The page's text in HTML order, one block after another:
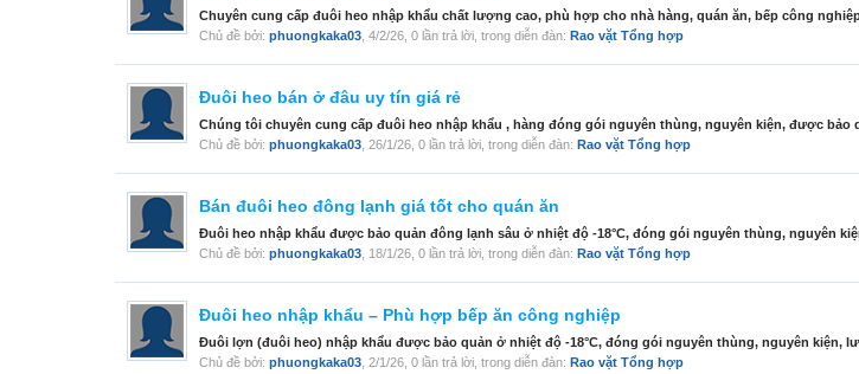
Chuyên cung cấp đuôi heo nhập khẩu chất lượng cao, phù hợp cho nhà hàng, quán ăn, bếp công
Chủ đề bởi: phuongkaka03 4/2/26 , 0 lần trả lời, trong diễn đàn: Rao vặt Tổng hợp
Đuôi heo bán ở đâu uy tín giá rẻ
Chúng tôi chuyên cung cấp đuôi heo nhập khẩu , hàng đóng gói nguyên thùng, nguyên kiện, được bảo
Chủ đề bởi: phuongkaka03 26/1/26 , 0 lần trả lời, trong diễn đàn: Rao vặt Tổng hợp
Bán đuôi heo đông lạnh giá tốt cho quán ăn
Đuôi heo nhập khẩu được bảo quản đông lạnh sâu ở nhiệt độ -18°C, đóng gói nguyên thùng, nguyên
Chủ đề bởi: phuongkaka03 18/1/26 , 0 lần trả lời, trong diễn đàn: Rao vặt Tổng hợp
Đuôi heo nhập khẩu – Phù hợp bếp ăn công nghiệp
Đuôi lợn (đuôi heo) nhập khẩu được bảo quản ở nhiệt độ -18°C, đóng gói nguyên thùng, nguyên kiện,
Chủ đề bởi: phuongkaka03 2/1/26 , 0 lần trả lời, trong diễn đàn: Rao vặt Tổng hợp